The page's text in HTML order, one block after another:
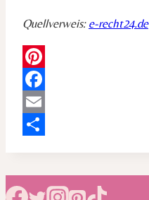
Quellverweis: e-recht24.de
Pinterest
Facebook
Email